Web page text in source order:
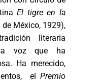
El tigre en la
México, 1929),
literaria
voz que ha
Ha merecido,
el Premio